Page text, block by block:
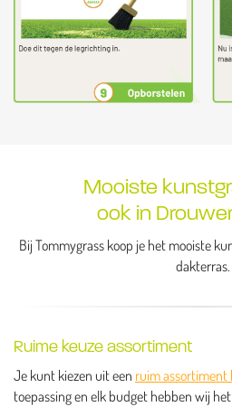
Mooiste
ook in
Bij Tommygrass koop je het mooiste
dakterras.
Ruime keuze assortiment
Je kunt kiezen uit een ruim assortiment
toepassing en elk budget hebben wij